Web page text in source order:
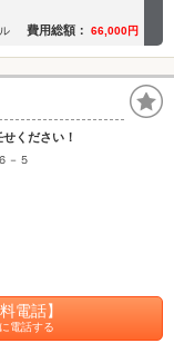
費用総額： 66,000円
ください！
－５
電話】
電話する